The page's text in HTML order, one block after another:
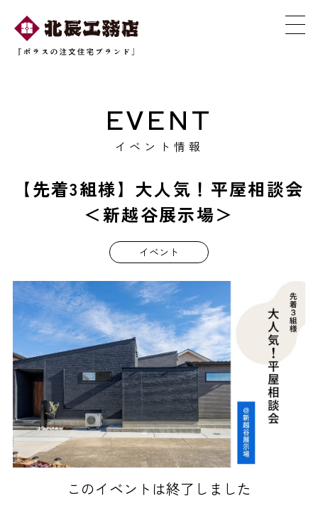
EVENT
イベント情報
【先着3組様】大人気！平屋相談会
＜新越谷展示場＞
イベント
このイベントは終了しました